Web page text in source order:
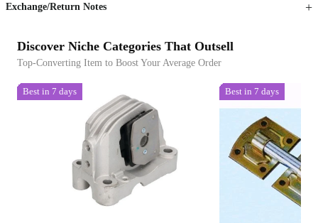
Exchange/Return Notes
Discover Niche Categories That Outsell
Top-Converting Item to Boost Your Average Order
Best in 7 days Best in 7 days